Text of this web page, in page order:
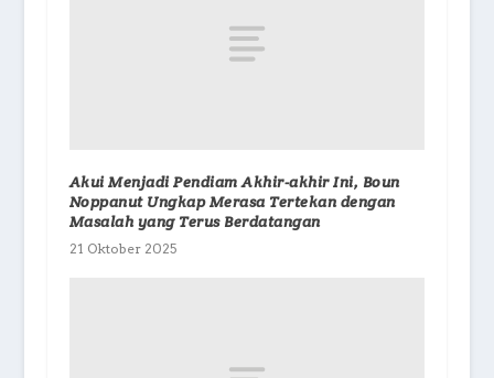
Akui Menjadi Pendiam Akhir-akhir Ini, Boun
Noppanut Ungkap Merasa Tertekan dengan
Masalah yang Terus Berdatangan
21 Oktober 2025